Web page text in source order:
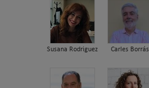
Susana Rodriguez Carles Borrás